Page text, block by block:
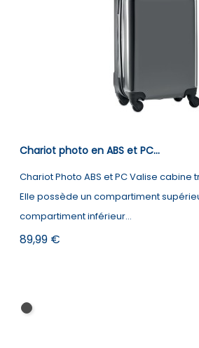
Chariot photo en ABS et PC...
Chariot Photo ABS et PC Valise cabine
Elle possède un compartiment
compartiment inférieur...
Prix
89,99 €
Noir